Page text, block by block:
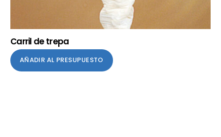
Carril de trepa
AÑADIR AL PRESUPUESTO